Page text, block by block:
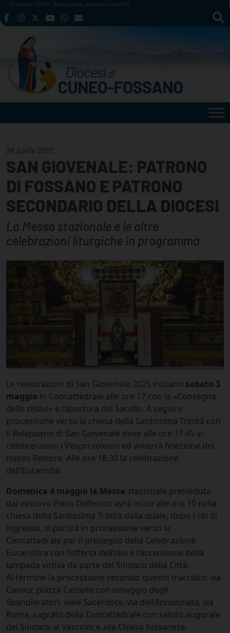
Skip
to
10 Agosto 2026 San Lorenzo, diacono e martire
28 Aprile 2025
SAN GIOVENALE: PATRONO
DI FOSSANO E PATRONO
SECONDARIO DELLA DIOCESI
La Messa stazionale e le altre
celebrazioni liturgiche in programma
Le celebrazioni di San Giovenale 2025 iniziano sabato 3
maggio in Concattedrale alle ore 17 con la «Consegna
delle chiavi» e l’apertura del Sacello. A seguire
processione verso la chiesa della Santissima Trinità con
il Reliquiario di San Giovenale dove alle ore 17.45 si
celebreranno i Vespri solenni ed avverrà l’elezione del
nuovo Rettore. Alle ore 18.30 la celebrazione
dell’Eucaristia.
Domenica 4 maggio la Messa stazionale presieduta
dal vescovo Piero Delbosco avrà inizio alle ore 10 nella
chiesa della Santissima Trinità dalla quale, dopo i riti di
ingresso, si partirà in processione verso la
Concattedrale per il proseguo della Celebrazione
Eucaristica con l’offerta dell’olio e l’accensione della
lampada votiva da parte del Sindaco della Città.
Al termine la processione secondo questo tracciato: via
Cavour, piazza Castello con omaggio degli
Sbandieratori, viale Sacerdote, via dell’Annunziata, via
Roma, sagrato della Concattedrale con saluto augurale
del Sindaco al Vescovo e alla Chiesa fossanese.